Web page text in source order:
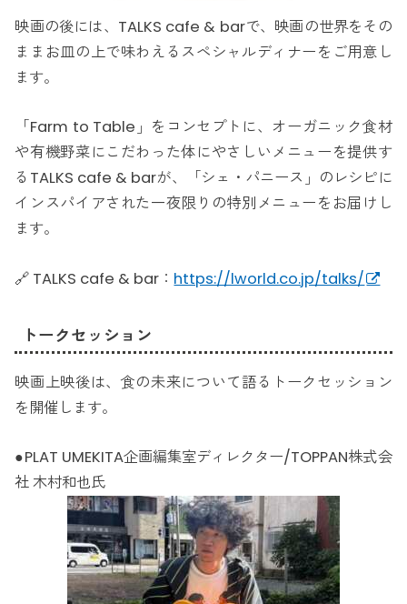
映画の後には、TALKS cafe & barで、映画の世界をその
ままお皿の上で味わえるスペシャルディナーをご用意し
ます。
「Farm to Table」をコンセプトに、オーガニック食材
や有機野菜にこだわった体にやさしいメニューを提供す
るTALKS cafe & barが、「シェ・パニース」のレシピに
インスパイアされた一夜限りの特別メニューをお届けし
ます。
🔗 TALKS cafe & bar： https://lworld.co.jp/talks/
トークセッション
映画上映後は、食の未来について語るトークセッション
を開催します。
●PLAT UMEKITA企画編集室ディレクター/TOPPAN株式会
社 木村和也氏